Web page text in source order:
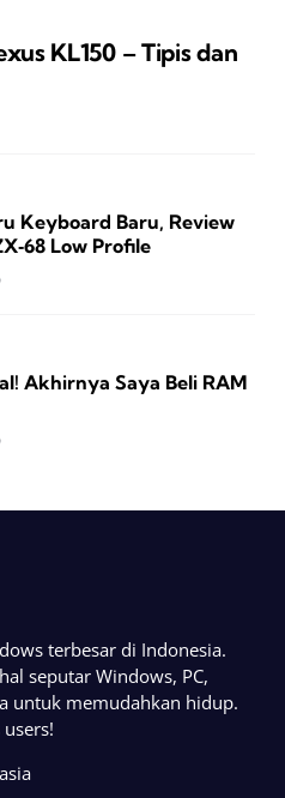
KL150 – Tipis dan
Keyboard Baru, Review
Low Profile
Akhirnya Saya Beli RAM
terbesar di Indonesia.
seputar Windows, PC,
untuk memudahkan hidup.